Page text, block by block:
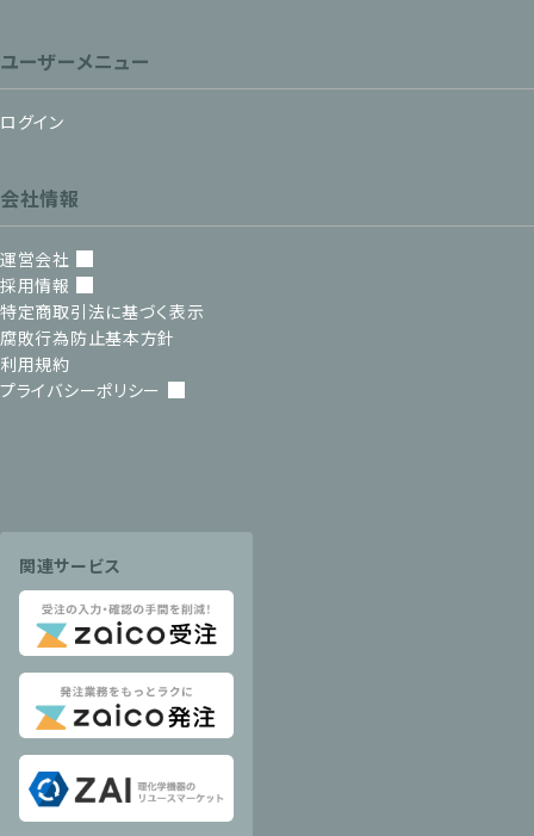
ユーザーメニュー
ログイン
会社情報
運営会社
採用情報
特定商取引法に基づく表示
腐敗行為防止基本方針
利用規約
プライバシーポリシー
関連サービス